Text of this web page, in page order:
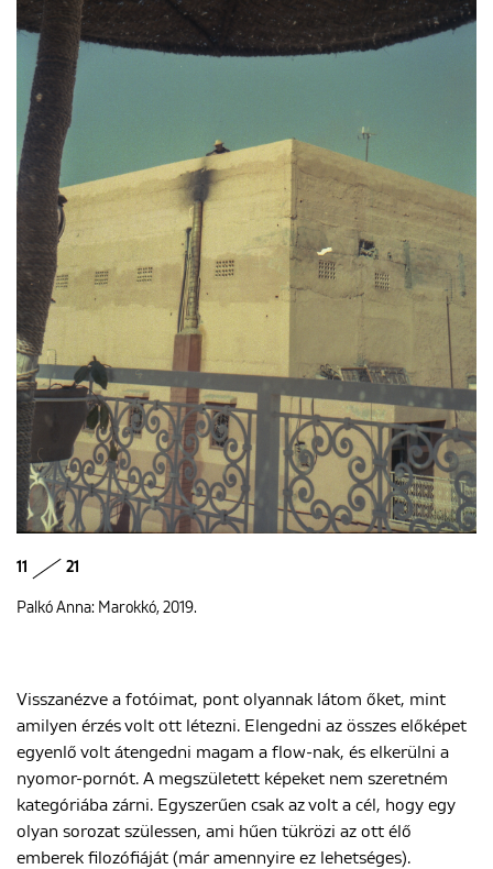
11 21
Palkó Anna: Marokkó, 2019.
Visszanézve a fotóimat, pont olyannak látom őket, mint
amilyen érzés volt ott létezni. Elengedni az összes előképet
egyenlő volt átengedni magam a flow-nak, és elkerülni a
nyomor-pornót. A megszületett képeket nem szeretném
kategóriába zárni. Egyszerűen csak az volt a cél, hogy egy
olyan sorozat szülessen, ami hűen tükrözi az ott élő
emberek filozófiáját (már amennyire ez lehetséges).